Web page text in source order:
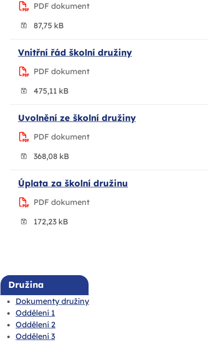
PDF dokument
87,75 kB
Vnitřní řád školní družiny
PDF dokument
475,11 kB
Uvolnění ze školní družiny
PDF dokument
368,08 kB
Úplata za školní družinu
PDF dokument
172,23 kB
Družina
Dokumenty družiny
Oddělení 1
Oddělení 2
Oddělení 3